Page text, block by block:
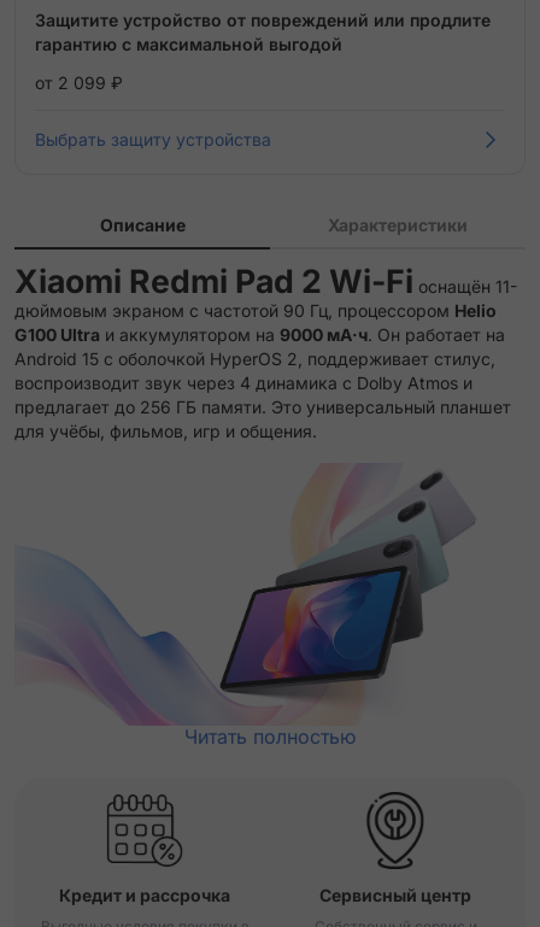
Защитите устройство от повреждений или продлите
гарантию с максимальной выгодой
от 2 099 ₽
Выбрать защиту устройства
Описание Характеристики
Xiaomi Redmi Pad 2 Wi-Fi оснащён 11-
дюймовым экраном с частотой 90 Гц, процессором Helio
G100 Ultra и аккумулятором на 9000 мА·ч. Он работает на
Android 15 с оболочкой HyperOS 2, поддерживает стилус,
воспроизводит звук через 4 динамика с Dolby Atmos и
предлагает до 256 ГБ памяти. Это универсальный планшет
для учёбы, фильмов, игр и общения.
Читать полностью
Кредит и рассрочка Сервисный центр